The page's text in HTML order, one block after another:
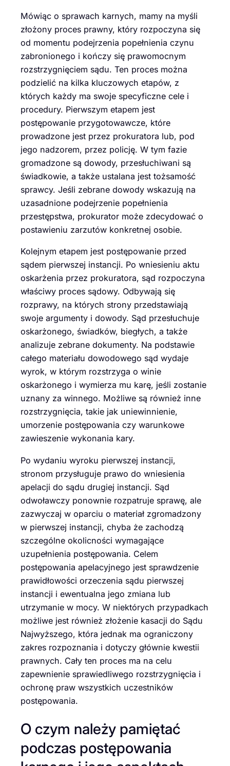
Mówiąc o sprawach karnych, mamy na myśli
złożony proces prawny, który rozpoczyna się
od momentu podejrzenia popełnienia czynu
zabronionego i kończy się prawomocnym
rozstrzygnięciem sądu. Ten proces można
podzielić na kilka kluczowych etapów, z
których każdy ma swoje specyficzne cele i
procedury. Pierwszym etapem jest
postępowanie przygotowawcze, które
prowadzone jest przez prokuratora lub, pod
jego nadzorem, przez policję. W tym fazie
gromadzone są dowody, przesłuchiwani są
świadkowie, a także ustalana jest tożsamość
sprawcy. Jeśli zebrane dowody wskazują na
uzasadnione podejrzenie popełnienia
przestępstwa, prokurator może zdecydować o
postawieniu zarzutów konkretnej osobie.
Kolejnym etapem jest postępowanie przed
sądem pierwszej instancji. Po wniesieniu aktu
oskarżenia przez prokuratora, sąd rozpoczyna
właściwy proces sądowy. Odbywają się
rozprawy, na których strony przedstawiają
swoje argumenty i dowody. Sąd przesłuchuje
oskarżonego, świadków, biegłych, a także
analizuje zebrane dokumenty. Na podstawie
całego materiału dowodowego sąd wydaje
wyrok, w którym rozstrzyga o winie
oskarżonego i wymierza mu karę, jeśli zostanie
uznany za winnego. Możliwe są również inne
rozstrzygnięcia, takie jak uniewinnienie,
umorzenie postępowania czy warunkowe
zawieszenie wykonania kary.
Po wydaniu wyroku pierwszej instancji,
stronom przysługuje prawo do wniesienia
apelacji do sądu drugiej instancji. Sąd
odwoławczy ponownie rozpatruje sprawę, ale
zazwyczaj w oparciu o materiał zgromadzony
w pierwszej instancji, chyba że zachodzą
szczególne okolicności wymagające
uzupełnienia postępowania. Celem
postępowania apelacyjnego jest sprawdzenie
prawidłowości orzeczenia sądu pierwszej
instancji i ewentualna jego zmiana lub
utrzymanie w mocy. W niektórych przypadkach
możliwe jest również złożenie kasacji do Sądu
Najwyższego, która jednak ma ograniczony
zakres rozpoznania i dotyczy głównie kwestii
prawnych. Cały ten proces ma na celu
zapewnienie sprawiedliwego rozstrzygnięcia i
ochronę praw wszystkich uczestników
postępowania.
O czym należy pamiętać
podczas postępowania